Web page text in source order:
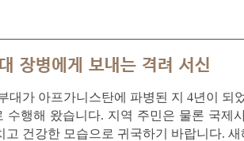
장병에게 보내는 격려 서신
대가 아프가니스탄에 파병된 지 4년이
수행해 왔습니다. 지역 주민은 물론 국제
고 건강한 모습으로 귀국하기 바랍니다.